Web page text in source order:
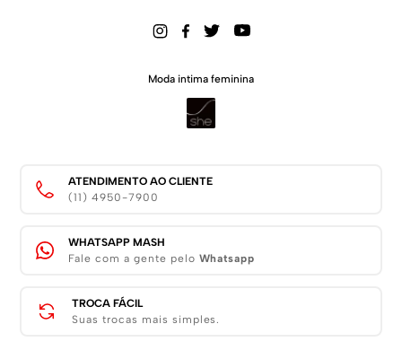
Moda intima feminina
ATENDIMENTO AO CLIENTE
(11) 4950-7900
WHATSAPP MASH
Fale com a gente pelo Whatsapp
TROCA FÁCIL
Suas trocas mais simples.